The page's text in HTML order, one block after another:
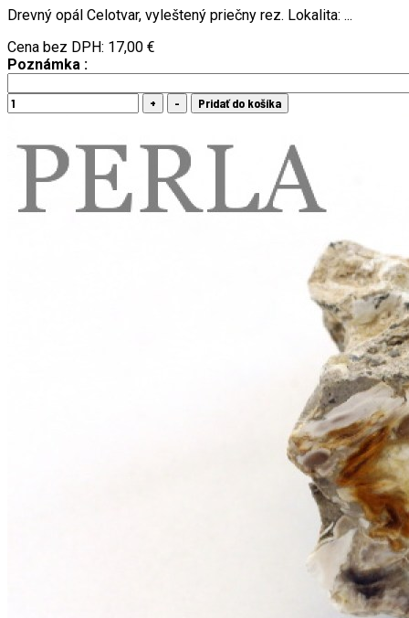
Drevný opál Celotvar, vyleštený priečny rez. Lokalita: ...
Cena bez DPH: 17,00 €
Poznámka :